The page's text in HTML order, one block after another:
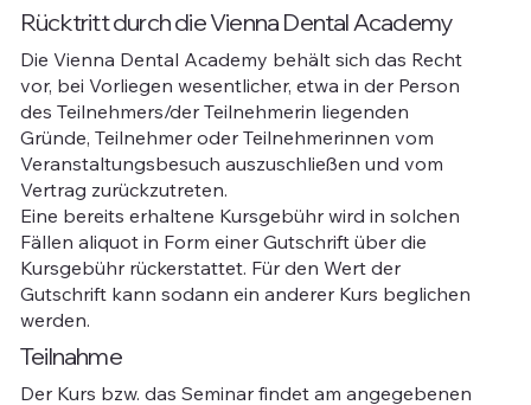
Rücktritt durch die Vienna Dental Academy
Die Vienna Dental Academy behält sich das Recht
vor, bei Vorliegen wesentlicher, etwa in der Person
des Teilnehmers/der Teilnehmerin liegenden
Gründe, Teilnehmer oder Teilnehmerinnen vom
Veranstaltungsbesuch auszuschließen und vom
Vertrag zurückzutreten.
Eine bereits erhaltene Kursgebühr wird in solchen
Fällen aliquot in Form einer Gutschrift über die
Kursgebühr rückerstattet. Für den Wert der
Gutschrift kann sodann ein anderer Kurs beglichen
werden.
Teilnahme
Der Kurs bzw. das Seminar findet am angegebenen